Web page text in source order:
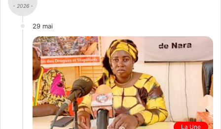
- 2026 -
29 mai
La Une